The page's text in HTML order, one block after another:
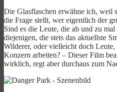
Die Glasflaschen erwähne ich, weil
die Frage stellt, wer eigentlich der
Sind es die Leute, die ab und zu
diejenigen, die stets das aktuellste
Wilderer, oder vielleicht doch
Konzern arbeiten? – Dieser Film
wirklich, regt aber durchaus zum